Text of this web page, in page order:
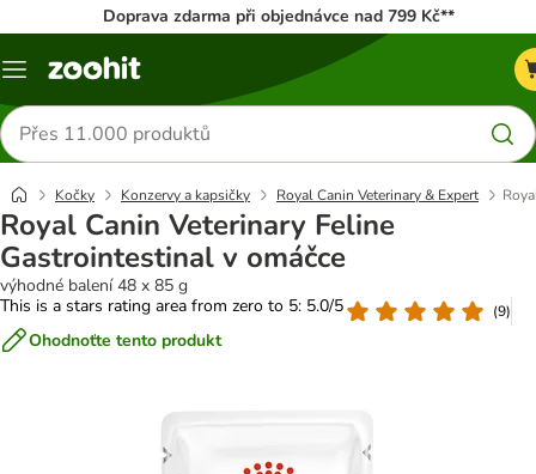
Doprava zdarma při objednávce nad 799 Kč**
Menu
Hledat
produkty
Kočky Konzervy a kapsičky Royal Canin Veterinary & Expert
Royal Canin Veterinary Feline
Gastrointestinal v omáčce
výhodné balení 48 x 85 g
This is a stars rating area from zero to 5: 5.0/5
(9)
Ohodnoťte tento produkt